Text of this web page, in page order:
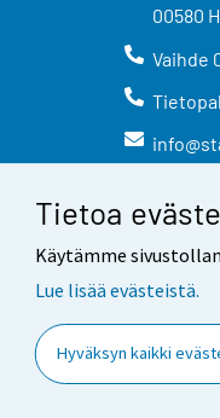
Tietoa
Käytämme
Lue lisää evästeistä.
Hyväksyn kaikki
00580
Vaihde